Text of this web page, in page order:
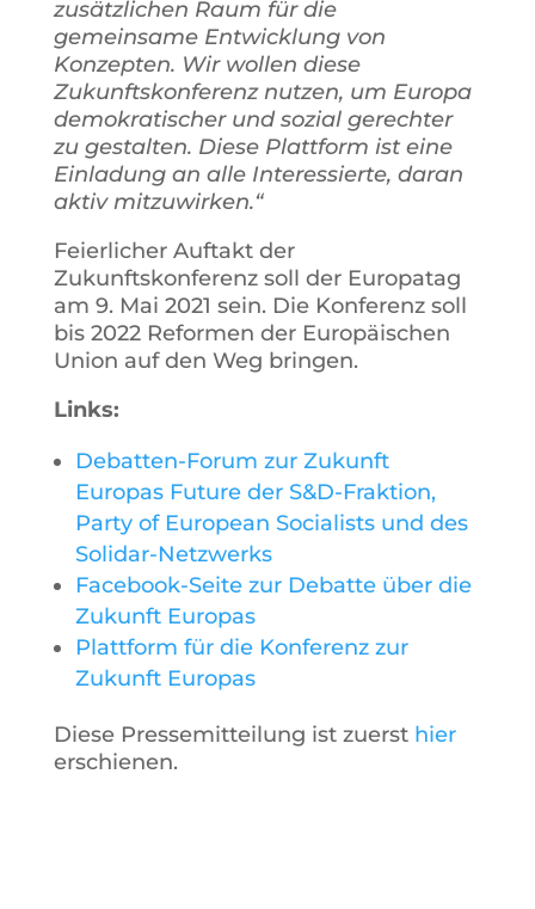
zusätzlichen Raum für die
gemeinsame Entwicklung von
Konzepten. Wir wollen diese
Zukunftskonferenz nutzen, um Europa
demokratischer und sozial gerechter
zu gestalten. Diese Plattform ist eine
Einladung an alle Interessierte, daran
aktiv mitzuwirken.“
Feierlicher Auftakt der
Zukunftskonferenz soll der Europatag
am 9. Mai 2021 sein. Die Konferenz soll
bis 2022 Reformen der Europäischen
Union auf den Weg bringen.
Links:
Debatten-Forum zur Zukunft
Europas Future der S&D-Fraktion,
Party of European Socialists und des
Solidar-Netzwerks
Facebook-Seite zur Debatte über die
Zukunft Europas
Plattform für die Konferenz zur
Zukunft Europas
Diese Pressemitteilung ist zuerst hier
erschienen.